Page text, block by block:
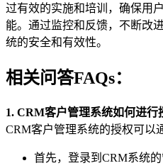
过有效的实施和培训，确保用
能。通过监控和反馈，不断改
统的安全和有效性。
相关问答FAQs：
1. CRM客户管理系统如何进行
CRM客户管理系统的授权可以
首先，登录到CRM系统的